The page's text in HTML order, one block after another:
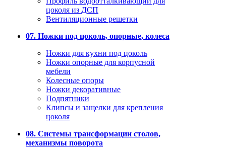
цоколя из ДСП
Вентиляционные решетки
07. Ножки под цоколь, опорные, колеса
Ножки для кухни под цоколь
Ножки опорные для корпусной
мебели
Колесные опоры
Ножки декоративные
Подпятники
Клипсы и защелки для крепления
цоколя
08. Системы трансформации столов,
механизмы поворота